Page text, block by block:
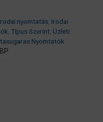
nyomtatás, Irodai
, Típus Szerint, Üzleti
Nyomtatók